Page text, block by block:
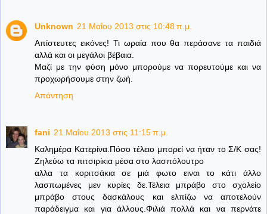
Unknown 21 Μαΐου 2013 στις 10:48 π.μ.
Απίστευτες εικόνες! Τι ωραία που θα περάσανε τα παιδιά
αλλά και οι μεγάλοι βέβαια.
Μαζί με την φύση μόνο μπορούμε να πορευτούμε και να
προχωρήσουμε στην ζωή.
Απάντηση
fani 21 Μαΐου 2013 στις 11:15 π.μ.
Καλημέρα Κατερίνα.Πόσο τέλειο μπορεί να ήταν το Σ/Κ σας!
Ζηλεύω τα πιτσιρίκια μέσα στο λασπόλουτρο
αλλα τα κοριτσάκια σε μιά φωτο ειναι το κάτι άλλο
λασπωμένες μεν κυρίες δε.Τέλεια μπράβο στο σχολείο
μπράβο στους δασκάλους και ελπίζω να αποτελούν
παράδειγμα και για άλλους.Φιλιά πολλά και να περνάτε